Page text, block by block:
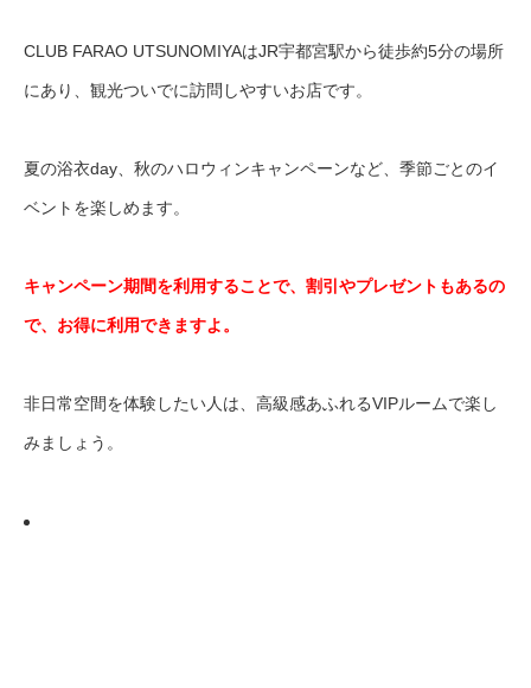
CLUB FARAO UTSUNOMIYAはJR宇都宮駅から徒歩約5分の場所
にあり、観光ついでに訪問しやすいお店です。
夏の浴衣day、秋のハロウィンキャンペーンなど、季節ごとのイ
ベントを楽しめます。
キャンペーン期間を利用することで、割引やプレゼントもあるの
で、お得に利用できますよ。
非日常空間を体験したい人は、高級感あふれるVIPルームで楽し
みましょう。